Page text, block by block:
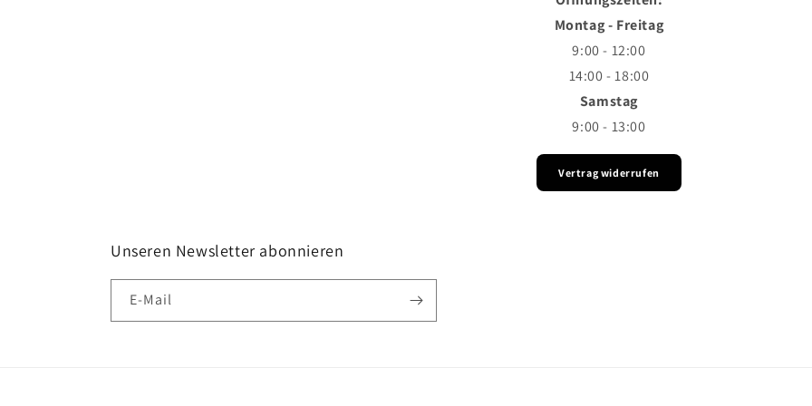
Montag - Freitag
9:00 - 12:00
14:00 - 18:00
Samstag
9:00 - 13:00
Vertrag widerrufen
Unseren Newsletter abonnieren
E-Mail